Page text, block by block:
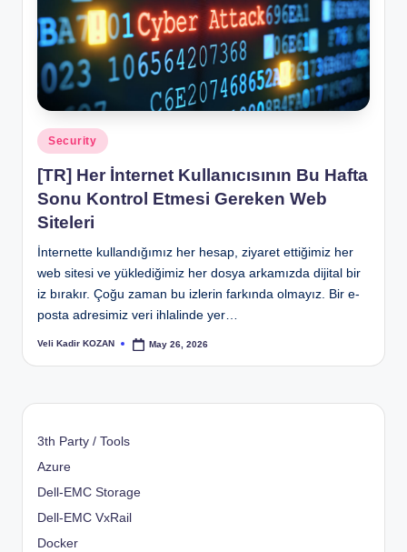
Posted
in
Security
[TR] Her İnternet Kullanıcısının Bu Hafta
Sonu Kontrol Etmesi Gereken Web
Siteleri
İnternette kullandığımız her hesap, ziyaret ettiğimiz her
web sitesi ve yüklediğimiz her dosya arkamızda dijital bir
iz bırakır. Çoğu zaman bu izlerin farkında olmayız. Bir e-
posta adresimiz veri ihlalinde yer…
Posted
Veli Kadir KOZAN May 26, 2026
3th Party / Tools
Azure
Dell-EMC Storage
Dell-EMC VxRail
Docker